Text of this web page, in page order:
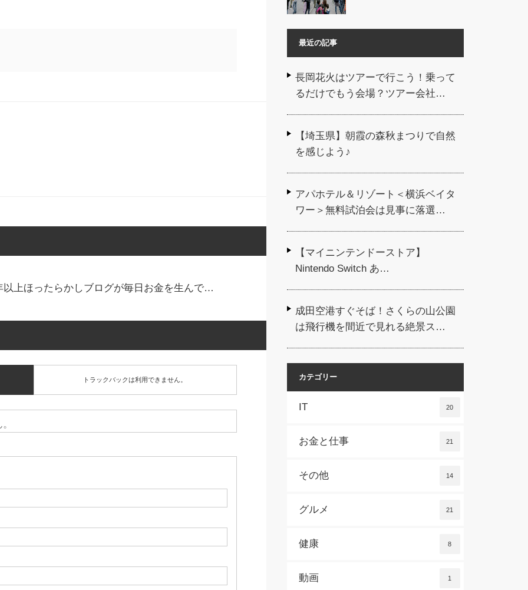
上ほったらかしブログが毎日お金を生んで…
トラックバックは利用できません。
最近の記事
長岡花火はツアーで行こう！乗って
るだけでもう会場？ツアー会社…
【埼玉県】朝霞の森秋まつりで自然
を感じよう♪
アパホテル＆リゾート＜横浜ベイタ
ワー＞無料試泊会は見事に落選…
【マイニンテンドーストア】
Nintendo Switch あ…
成田空港すぐそば！さくらの山公園
は飛行機を間近で見れる絶景ス…
カテゴリー
IT 20
お金と仕事 21
その他 14
グルメ 21
健康 8
動画 1